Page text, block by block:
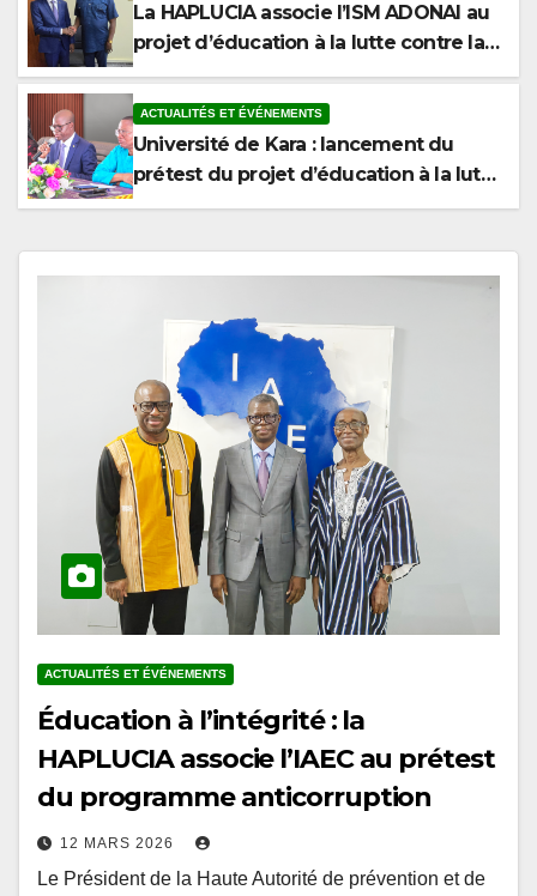
projet d’éducation à la lutte contre la
corruption
ACTUALITÉS ET ÉVÉNEMENTS
Université de Kara : lancement du
prétest du projet d’éducation à la lutte
contre la corruption
Éducation à l’intégrité : la
HAPLUCIA associe l’IAEC au prétest
du programme anticorruption
12 MARS 2026
Le Président de la Haute Autorité de prévention et de
lutte contre la corruption et les infractions assimilées